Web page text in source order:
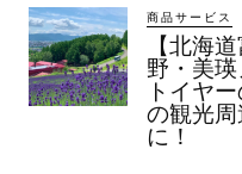
商品サービス
【北海
野・美
トイヤ
の観光
に！